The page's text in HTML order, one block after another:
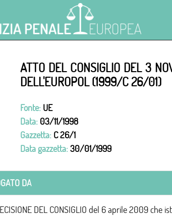
ATTO DEL CONSIGLIO DEL 3
DELL'EUROPOL (1999/C 26/01)
Fonte: UE
Data: 03/11/1998
Gazzetta: C 26/1
Data gazzetta:30/01/1999
DA
DEL CONSIGLIO del 6 aprile 2009